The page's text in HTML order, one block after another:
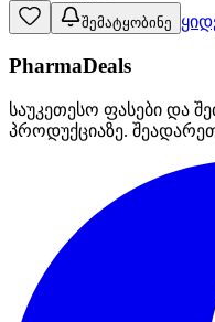
შემატყობინე
PharmaDeals
საუკეთესო ფასები და
პროდუქციაზე.